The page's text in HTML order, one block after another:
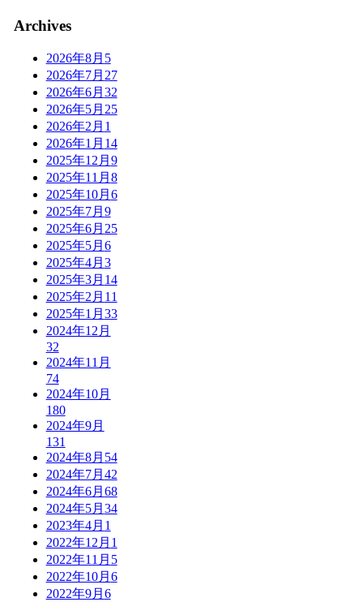
Archives
2026年8月 5
2026年7月 27
2026年6月 32
2026年5月 25
2026年2月 1
2026年1月 14
2025年12月 9
2025年11月 8
2025年10月 6
2025年7月 9
2025年6月 25
2025年5月 6
2025年4月 3
2025年3月 14
2025年2月 11
2025年1月 33
2024年12月
32
2024年11月
74
2024年10月
180
2024年9月
131
2024年8月 54
2024年7月 42
2024年6月 68
2024年5月 34
2023年4月 1
2022年12月 1
2022年11月 5
2022年10月 6
2022年9月 6